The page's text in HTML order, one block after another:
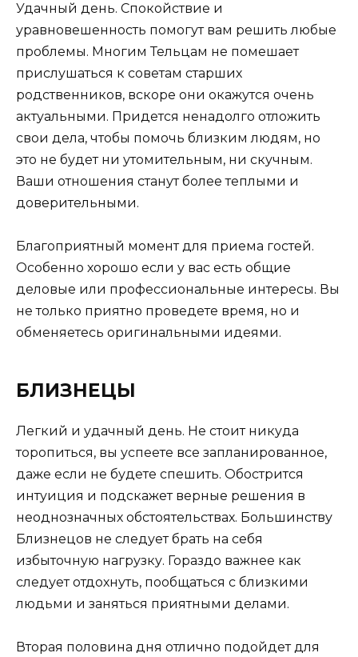
Удачный день. Спокойствие и
уравновешенность помогут вам решить любые
проблемы. Многим Тельцам не помешает
прислушаться к советам старших
родственников, вскоре они окажутся очень
актуальными. Придется ненадолго отложить
свои дела, чтобы помочь близким людям, но
это не будет ни утомительным, ни скучным.
Ваши отношения станут более теплыми и
доверительными.
Благоприятный момент для приема гостей.
Особенно хорошо если у вас есть общие
деловые или профессиональные интересы. Вы
не только приятно проведете время, но и
обменяетесь оригинальными идеями.
БЛИЗНЕЦЫ
Легкий и удачный день. Не стоит никуда
торопиться, вы успеете все запланированное,
даже если не будете спешить. Обострится
интуиция и подскажет верные решения в
неоднозначных обстоятельствах. Большинству
Близнецов не следует брать на себя
избыточную нагрузку. Гораздо важнее как
следует отдохнуть, пообщаться с близкими
людьми и заняться приятными делами.
Вторая половина дня отлично подойдет для